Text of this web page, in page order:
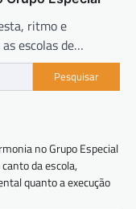
ritmo e
escolas de…
Pesquisar
no Grupo Especial
da escola,
quanto a execução